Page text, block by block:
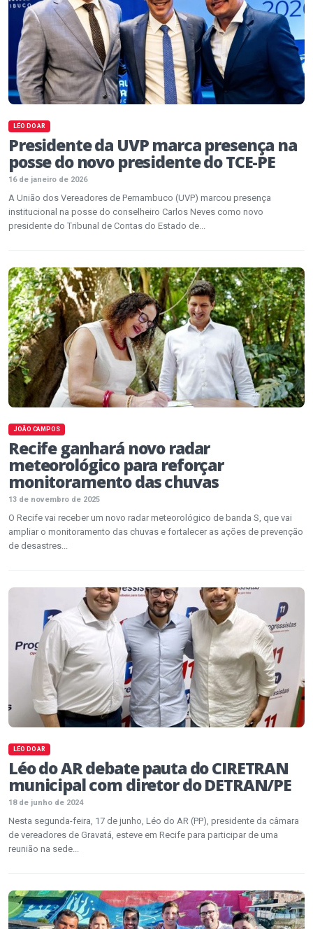
LÉO DO AR
Presidente da UVP marca presença na
posse do novo presidente do TCE-PE
16 de janeiro de 2026
A União dos Vereadores de Pernambuco (UVP) marcou presença
institucional na posse do conselheiro Carlos Neves como novo
presidente do Tribunal de Contas do Estado de...
JOÃO CAMPOS
Recife ganhará novo radar
meteorológico para reforçar
monitoramento das chuvas
13 de novembro de 2025
O Recife vai receber um novo radar meteorológico de banda S, que vai
ampliar o monitoramento das chuvas e fortalecer as ações de prevenção
de desastres...
LÉO DO AR
Léo do AR debate pauta do CIRETRAN
municipal com diretor do DETRAN/PE
18 de junho de 2024
Nesta segunda-feira, 17 de junho, Léo do AR (PP), presidente da câmara
de vereadores de Gravatá, esteve em Recife para participar de uma
reunião na sede...